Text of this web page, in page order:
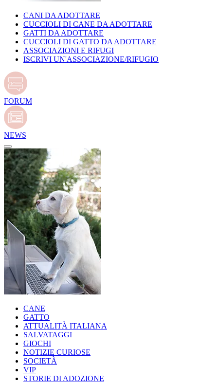
CANI DA ADOTTARE
CUCCIOLI DI CANE DA ADOTTARE
GATTI DA ADOTTARE
CUCCIOLI DI GATTO DA ADOTTARE
ASSOCIAZIONI E RIFUGI
ISCRIVI UN'ASSOCIAZIONE/RIFUGIO
FORUM
NEWS
CANE
GATTO
ATTUALITÀ ITALIANA
SALVATAGGI
GIOCHI
NOTIZIE CURIOSE
SOCIETÀ
VIP
STORIE DI ADOZIONE